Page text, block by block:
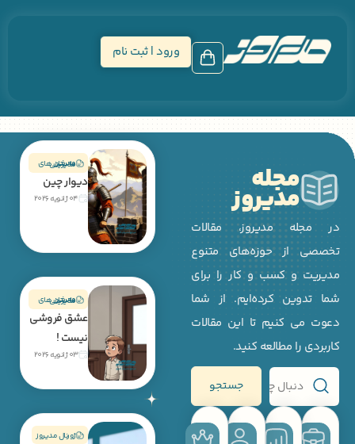
ورود | ثبت نام
مجله
مدیروز
مدیروز، مقالات
از حوزه‌های متنوع
و کسب و کار را برای
کرده‌ایم. از شما
کنیم تا این مقالات
را مطالعه کنید.
جستجو
معرفی داستان های مدیریتی
دیوار چین
04 ژانویه 2026
معرفی داستان های مدیریتی
عشق فروشی
نیست !
03 ژانویه 2026
ژورنال مدیروز